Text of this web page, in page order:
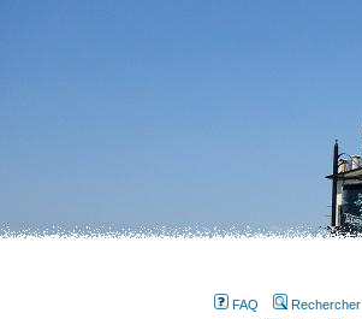
FAQ Rechercher